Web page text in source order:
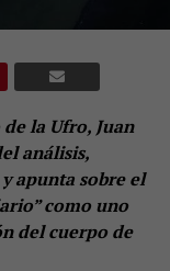
la Ufro, Juan
análisis,
apunta sobre el
como uno
del cuerpo de